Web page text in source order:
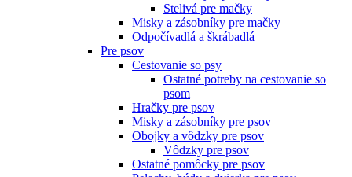
Stelivá pre mačky
Misky a zásobníky pre mačky
Odpočívadlá a škrábadlá
Pre psov
Cestovanie so psy
Ostatné potreby na cestovanie so
psom
Hračky pre psov
Misky a zásobníky pre psov
Obojky a vôdzky pre psov
Vôdzky pre psov
Ostatné pomôcky pre psov